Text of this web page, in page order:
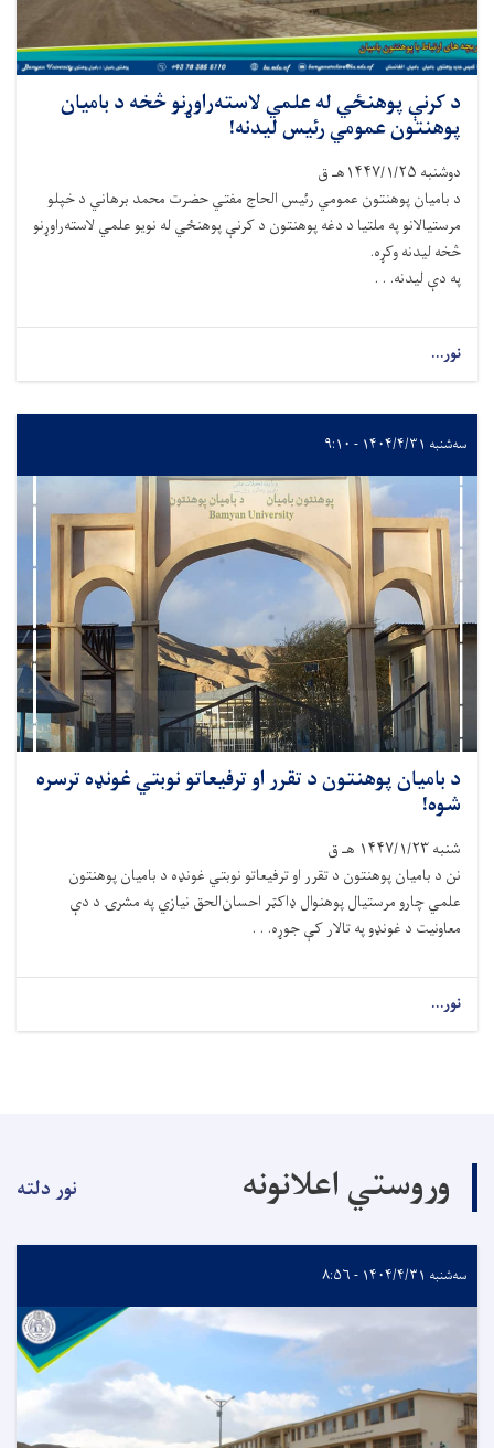
د کرنې پوهنځي له علمي لاسته‌راوړنو څخه د بامیان
پوهنتون عمومي رئیس لیدنه!
دوشنبه ۱۴۴۷/۱/۲۵هـ ق
د بامیان پوهنتون عمومي رئیس الحاج مفتي حضرت محمد برهاني د خپلو
مرستیالانو په ملتیا د دغه پوهنتون د کرنې پوهنځي له نويو علمي لاسته‌راوړنو
څخه لیدنه وکړه.
په دې لیدنه. . .
نور...
سه‌شنبه ۱۴۰۴/۴/۳۱ - ۹:۱۰
د بامیان پوهنتون د تقرر او ترفیعاتو نوبتي غونډه ترسره
شوه!
شنبه ۱۴۴۷/۱/۲۳ هـ ق
نن د بامیان پوهنتون د تقرر او ترفیعاتو نوبتي غونډه د بامیان پوهنتون
علمي چارو مرستیال پوهنوال ډاکټر احسان‌الحق نیازي په مشرۍ د دې
معاونیت د غونډو په تالار کې جوړه. . .
نور...
وروستي اعلانونه نور دلته
سه‌شنبه ۱۴۰۴/۴/۳۱ - ۸:۵۶